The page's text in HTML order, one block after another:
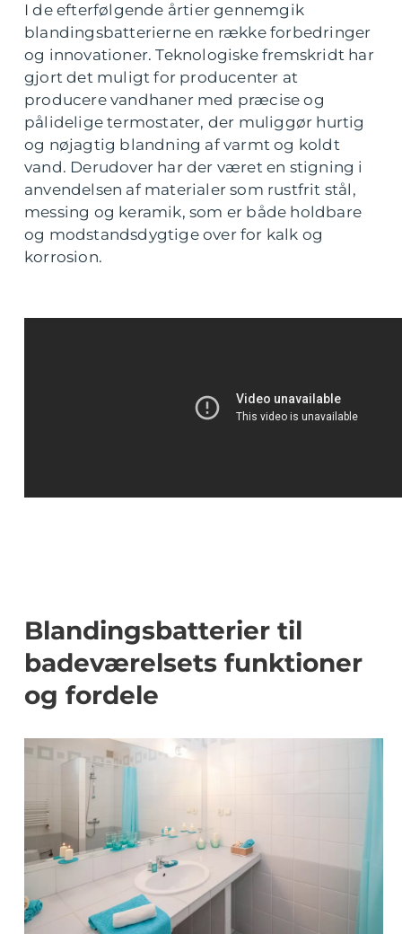
I de efterfølgende årtier gennemgik
blandingsbatterierne en række forbedringer
og innovationer. Teknologiske fremskridt har
gjort det muligt for producenter at
producere vandhaner med præcise og
pålidelige termostater, der muliggør hurtig
og nøjagtig blandning af varmt og koldt
vand. Derudover har der været en stigning i
anvendelsen af materialer som rustfrit stål,
messing og keramik, som er både holdbare
og modstandsdygtige over for kalk og
korrosion.
Blandingsbatterier til
badeværelsets funktioner
og fordele